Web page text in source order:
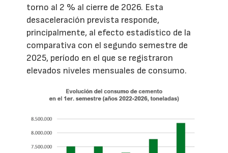
torno al 2 % al cierre de 2026. Esta
desaceleración prevista responde,
principalmente, al efecto estadístico de la
comparativa con el segundo semestre de
2025, período en el que se registraron
elevados niveles mensuales de consumo.